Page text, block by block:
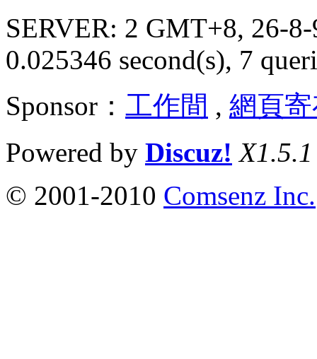
SERVER: 2 GMT+8, 26-
0.025346 second(s), 7
Sponsor： 工作間 , 網頁
Powered by Discuz! X1.5.1
© 2001-2010 Comsenz Inc.